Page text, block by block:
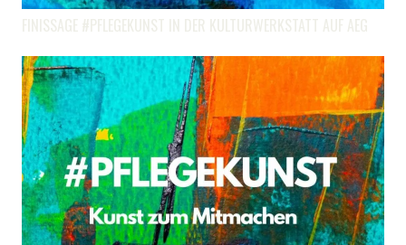
FINISSAGE #PFLEGEKUNST IN DER KULTURWERKSTATT AUF AEG